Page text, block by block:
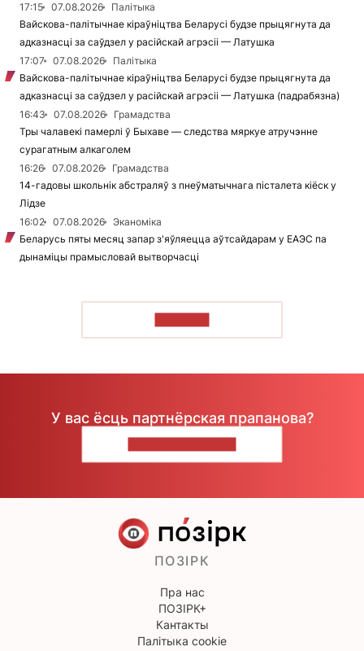
17:15
07.08.2026
Палітыка
Вайскова-палітычнае кіраўніцтва Беларусі будзе прыцягнута да
адказнасці за саўдзел у расійскай агрэсіі — Латушка
17:07
07.08.2026
Палітыка
Вайскова-палітычнае кіраўніцтва Беларусі будзе прыцягнута да
адказнасці за саўдзел у расійскай агрэсіі — Латушка (падрабязна)
16:43
07.08.2026
Грамадства
Тры чалавекі памерлі ў Быхаве — следства мяркуе атручэнне
сурагатным алкаголем
16:26
07.08.2026
Грамадства
14-гадовы школьнік абстраляў з пнеўматычнага пісталета кіёск у
Лідзе
16:02
07.08.2026
Эканоміка
Беларусь пяты месяц запар з'яўляецца аўтсайдарам у ЕАЭС па
дынаміцы прамысловай вытворчасці
У вас ёсць партнёрская прапанова?
ПОЗІРК
Пра нас
ПОЗІРК+
Кантакты
Палітыка cookie